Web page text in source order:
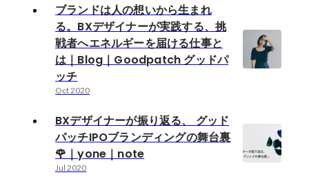
ブランドは人の想いから生まれ
る。BXデザイナーが実践する、挑
戦者へエネルギーを届ける仕事と
は｜Blog｜Goodpatch グッドパ
ッチ
Oct 2020
BXデザイナーが振り返る、 グッド
パッチIPOブランディングの舞台裏
🌹｜yone｜note
Jul 2020